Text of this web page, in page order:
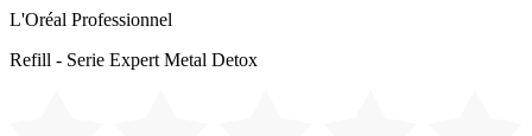
L'Oréal Professionnel
Refill - Serie Expert Metal Detox